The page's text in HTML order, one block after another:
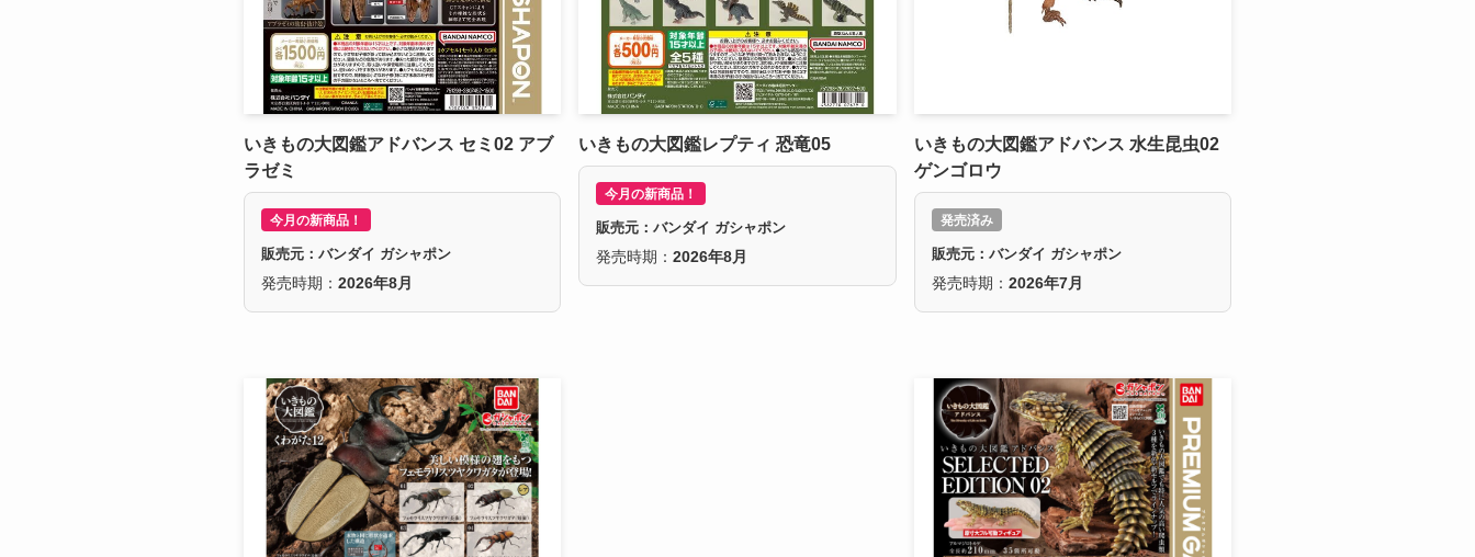
いきもの大図鑑アドバンス セミ02 アブ
ラゼミ
今月の新商品！
販売元：バンダイ ガシャポン
発売時期： 2026年8月
いきもの大図鑑レプティ 恐竜05
今月の新商品！
販売元：バンダイ ガシャポン
発売時期：2026年8月
いきもの大図鑑アドバンス 水生昆虫02
ゲンゴロウ
発売済み
販売元：バンダイ ガシャポン
発売時期： 2026年7月